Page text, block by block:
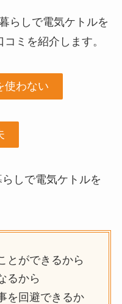
らしで電気ケトルを
ミを紹介します。
使わない
しで電気ケトルを
とができるから
るから
を回避できるか